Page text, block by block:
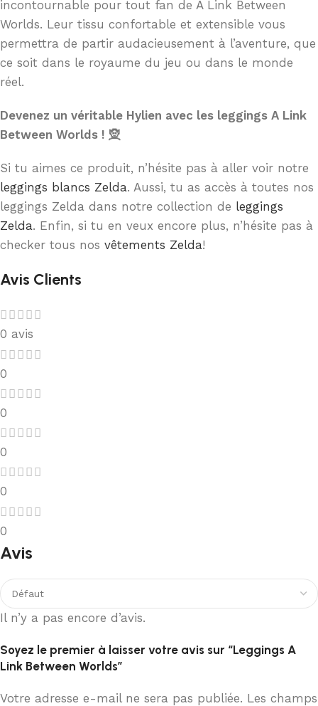
incontournable pour tout fan de A Link Between
Worlds. Leur tissu confortable et extensible vous
permettra de partir audacieusement à l’aventure, que
ce soit dans le royaume du jeu ou dans le monde
réel.
Devenez un véritable Hylien avec les leggings A Link
Between Worlds ! 🧝
Si tu aimes ce produit, n’hésite pas à aller voir notre
leggings blancs Zelda. Aussi, tu as accès à toutes nos
leggings Zelda dans notre collection de leggings
Zelda. Enfin, si tu en veux encore plus, n’hésite pas à
checker tous nos vêtements Zelda!
Avis Clients
0 avis
0
0
0
0
0
Avis
Il n’y a pas encore d’avis.
Soyez le premier à laisser votre avis sur “Leggings A
Link Between Worlds”
Votre adresse e-mail ne sera pas publiée. Les champs